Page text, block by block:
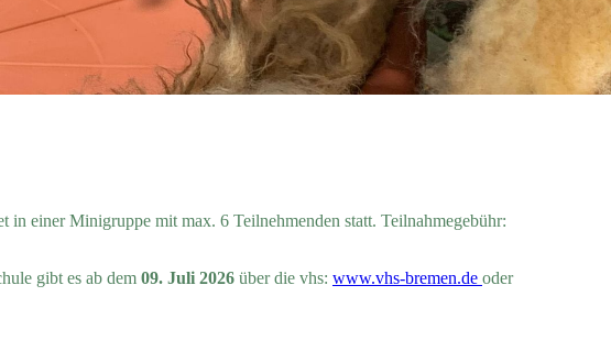
in einer Minigruppe mit max. 6 Teilnehmenden statt. Teilnahmegebühr:
gibt es ab dem 09. Juli 2026 über die vhs: www.vhs-bremen.de oder